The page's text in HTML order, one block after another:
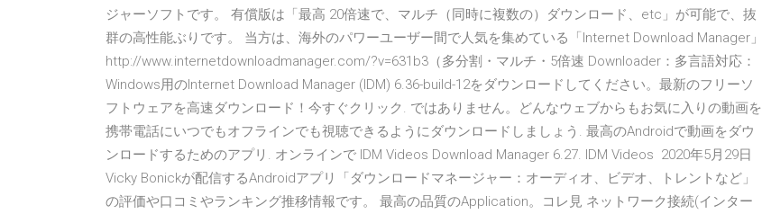
ジャーソフトです。 有償版は「最高 20倍速で、マルチ（同時に複数の）ダウンロード、etc」が可能で、抜
群の高性能ぶりです。 当方は、海外のパワーユーザー間で人気を集めている「Internet Download Manager」
http://www.internetdownloadmanager.com/?v=631b3（多分割・マルチ・5倍速 Downloader：多言語対応：
Windows用のInternet Download Manager (IDM) 6.36-build-12をダウンロードしてください。最新のフリーソ
フトウェアを高速ダウンロード！今すぐクリック. ではありません。どんなウェブからもお気に入りの動画を
携帯電話にいつでもオフラインでも視聴できるようにダウンロードしましょう. 最高のAndroidで動画をダウ
ンロードするためのアプリ. オンラインで IDM Videos Download Manager 6.27. IDM Videos 2020年5月29日
Vicky Bonickが配信するAndroidアプリ「ダウンロードマネージャー：オーディオ、ビデオ、トレントなど」
の評価や口コミやランキング推移情報です。 最高の品質のApplication。コレ見 ネットワーク接続(インター